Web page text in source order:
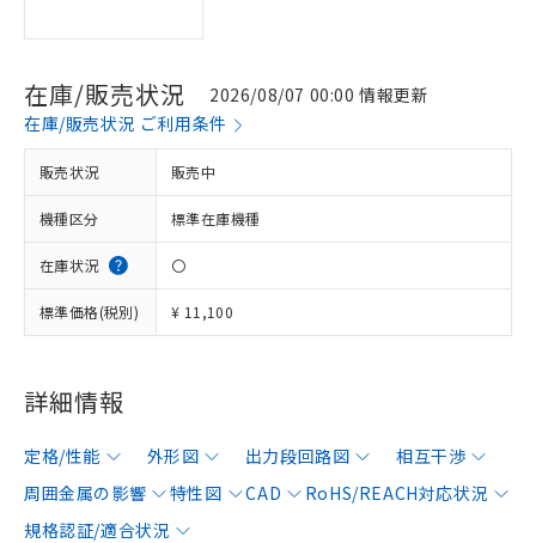
在庫/販売状況
2026/08/07 00:00 情報更新
在庫/販売状況 ご利用条件
販売状況 販売中
機種区分 標準在庫機種
在庫状況 〇
標準価格(税別) ¥ 11,100
詳細情報
定格/性能 外形図 出力段回路図
相互干渉
周囲金属の影響
特性図 CAD
RoHS/REACH対応状況
規格認証/適合状況